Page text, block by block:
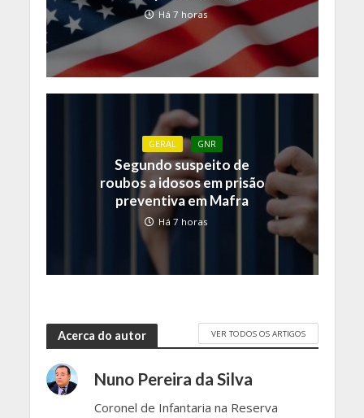
Há 7 horas
GERAL GNR
Segundo suspeito de
roubos a idosos em prisão
preventiva em Mafra
Há 7 horas
Acerca do autor VER TODOS OS ARTIGOS
Nuno Pereira da Silva
Coronel de Infantaria na Reserva